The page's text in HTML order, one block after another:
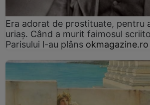
Era adorat de prostituate, pentru
uriaș. Când a murit faimosul
Parisului l-au plâns okmagazine.ro